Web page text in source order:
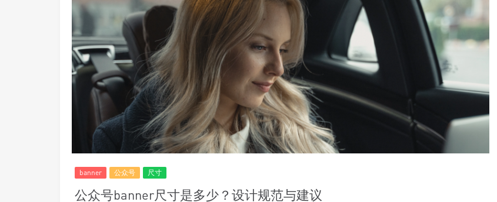
banner 公众号 尺寸
公众号banner尺寸是多少？设计规范与建议